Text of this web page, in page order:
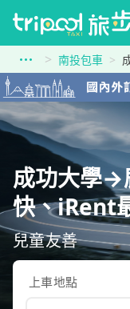
南投包車
成功大學→
快、iRent
兒童友善
上車地點